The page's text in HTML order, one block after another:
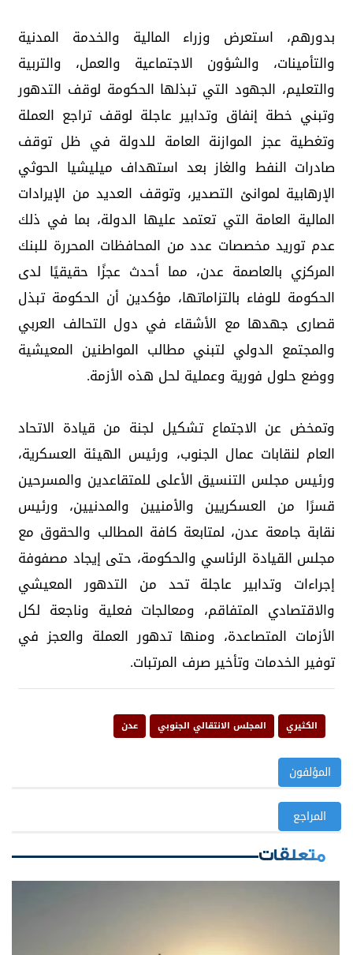
بدورهم، استعرض وزراء المالية والخدمة المدنية
والتأمينات، والشؤون الاجتماعية والعمل، والتربية
والتعليم، الجهود التي تبذلها الحكومة لوقف التدهور
وتبني خطة إنفاق وتدابير عاجلة لوقف تراجع العملة
وتغطية عجز الموازنة العامة للدولة في ظل توقف
صادرات النفط والغاز بعد استهداف ميليشيا الحوثي
الإرهابية لموانئ التصدير، وتوقف العديد من الإيرادات
المالية العامة التي تعتمد عليها الدولة، بما في ذلك
عدم توريد مخصصات عدد من المحافظات المحررة للبنك
المركزي بالعاصمة عدن، مما أحدث عجزًا حقيقيًا لدى
الحكومة للوفاء بالتزاماتها، مؤكدين أن الحكومة تبذل
قصارى جهدها مع الأشقاء في دول التحالف العربي
والمجتمع الدولي لتبني مطالب المواطنين المعيشية
ووضع حلول فورية وعملية لحل هذه الأزمة.
وتمخض عن الاجتماع تشكيل لجنة من قيادة الاتحاد
العام لنقابات عمال الجنوب، ورئيس الهيئة العسكرية،
ورئيس مجلس التنسيق الأعلى للمتقاعدين والمسرحين
قسرًا من العسكريين والأمنيين والمدنيين، ورئيس
نقابة جامعة عدن، لمتابعة كافة المطالب والحقوق مع
مجلس القيادة الرئاسي والحكومة، حتى إيجاد مصفوفة
إجراءات وتدابير عاجلة تحد من التدهور المعيشي
والاقتصادي المتفاقم، ومعالجات فعلية وناجعة لكل
الأزمات المتصاعدة، ومنها تدهور العملة والعجز في
توفير الخدمات وتأخير صرف المرتبات.
الكثيري المجلس الانتقالي الجنوبي عدن
المؤلفون
المراجع
متعلقات